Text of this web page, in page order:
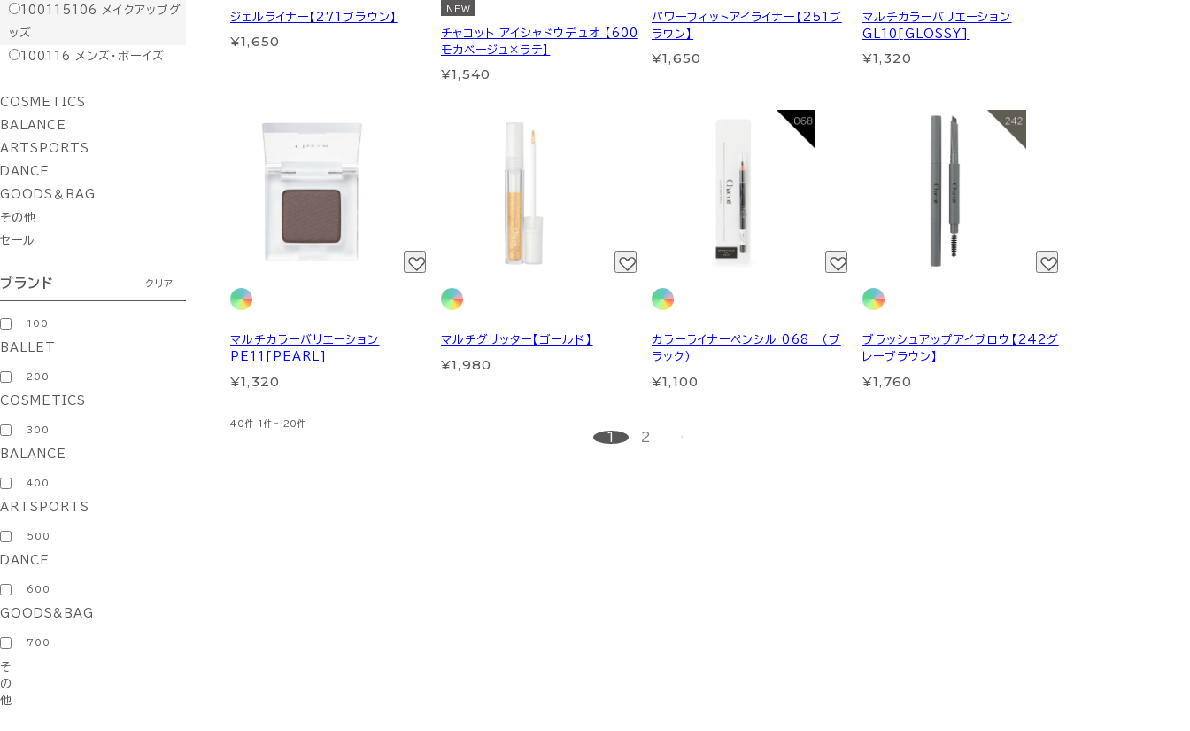
100115106
メイクアップグ
ッズ
100116
メンズ・ボーイズ
COSMETICS
BALANCE
ARTSPORTS
DANCE
GOODS＆BAG
その他
セール
ブランド クリア
100
BALLET
200
COSMETICS
300
BALANCE
400
ARTSPORTS
500
DANCE
600
GOODS&BAG
700
そ
の
他
ジェルライナー【271ブラウン】
¥1,650
NEW
チャコット アイシャドウデュオ 【600
モカベージュ×ラテ】
¥1,540
パワーフィットアイライナー【251ブ
ラウン】
¥1,650
マルチカラーバリエーション
GL10[GLOSSY]
¥1,320
マルチカラーバリエーション
PE11[PEARL]
¥1,320
マルチグリッター【ゴールド】
¥1,980
カラーライナーペンシル 068 （ブ
ラック）
¥1,100
ブラッシュアップアイブロウ【242グ
レーブラウン】
¥1,760
40件 1件～20件
1 2